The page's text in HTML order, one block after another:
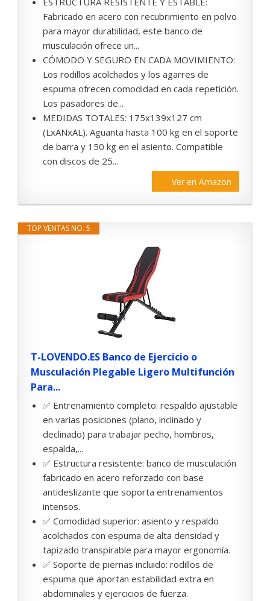
Fabricado en acero con recubrimiento en polvo
para mayor durabilidad, este banco de
musculación ofrece un...
CÓMODO Y SEGURO EN CADA MOVIMIENTO:
Los rodillos acolchados y los agarres de
espuma ofrecen comodidad en cada repetición.
Los pasadores de...
MEDIDAS TOTALES: 175x139x127 cm
(LxANxAL). Aguanta hasta 100 kg en el soporte
de barra y 150 kg en el asiento. Compatible
con discos de 25...
Ver en Amazon
TOP VENTAS NO. 5
T-LOVENDO.ES Banco de Ejercicio o
Musculación Plegable Ligero Multifunción
Para...
✅ Entrenamiento completo: respaldo ajustable
en varias posiciones (plano, inclinado y
declinado) para trabajar pecho, hombros,
espalda,...
✅ Estructura resistente: banco de musculación
fabricado en acero reforzado con base
antideslizante que soporta entrenamientos
intensos.
✅ Comodidad superior: asiento y respaldo
acolchados con espuma de alta densidad y
tapizado transpirable para mayor ergonomía.
✅ Soporte de piernas incluido: rodillos de
espuma que aportan estabilidad extra en
abdominales y ejercicios de fuerza.